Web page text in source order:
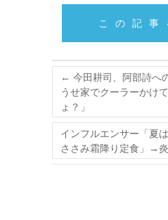
この記事
← 今田耕司、阿部詩へ
うせ家でクーラーかけ
ょ？」
インフルエンサー「夏
ささみ霜降り定食」→